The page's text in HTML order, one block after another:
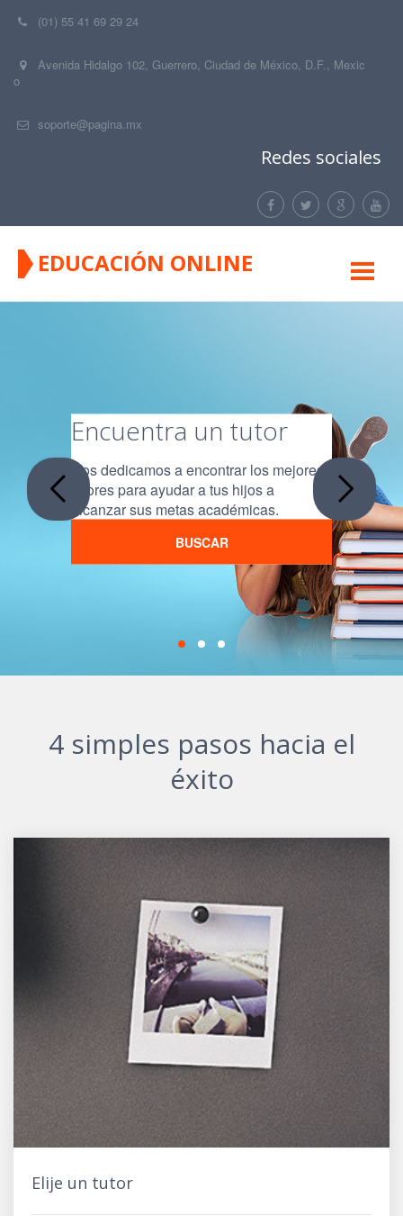
(01) 55 41 69 29 24
Avenida Hidalgo 102, Guerrero, Ciudad de México, D.F., Mexic
o
soporte@pagina.mx
Redes sociales
EDUCACIÓN ONLINE
Encuentra un tutor
Nos dedicamos a encontrar los mejores
tutores para ayudar a tus hijos a
alcanzar sus metas académicas.
BUSCAR
4 simples pasos hacia el
éxito
Elije un tutor